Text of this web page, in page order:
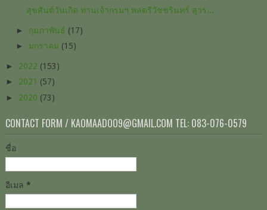
สุขสันต์วันเกิด ท่านเจ้ากรมฯ พลตรีวัชชรินทร์ สุวร...
► กุมภาพันธ์ (17)
► มกราคม (15)
► 2022 (153)
► 2021 (57)
► 2020 (73)
CONTACT FORM / KAOMAADOO9@GMAIL.COM TEL: 083-076-0579
ชื่อ
อีเมล *